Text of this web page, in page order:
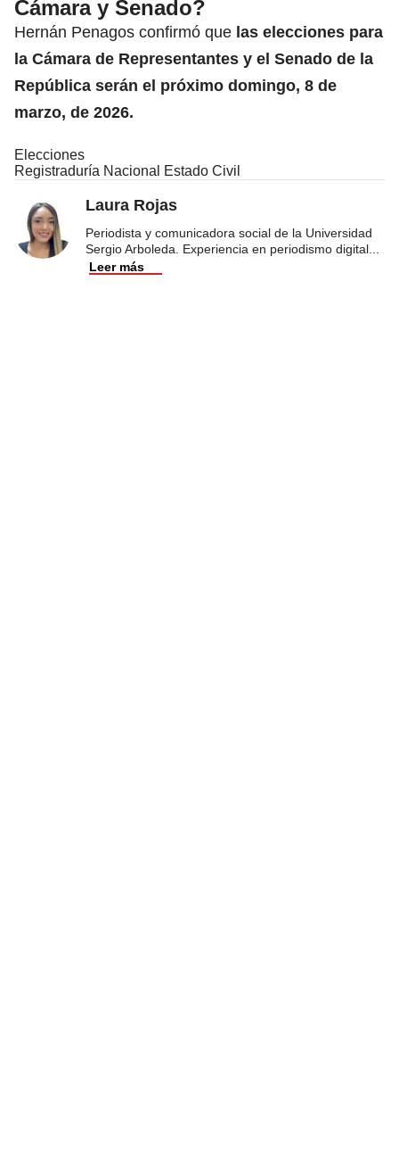
Cámara y Senado?
Hernán Penagos confirmó que las elecciones para
la Cámara de Representantes y el Senado de la
República serán el próximo domingo, 8 de
marzo, de 2026.
Elecciones
Registraduría Nacional Estado Civil
Laura Rojas
Periodista y comunicadora social de la Universidad
Sergio Arboleda. Experiencia en periodismo digital
Leer más